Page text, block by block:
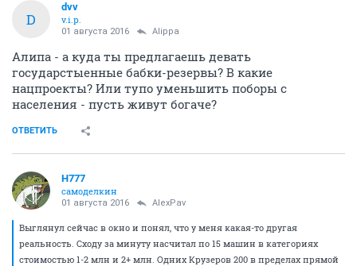
D
dvv
v.i.p.
01 августа 2016 Alippa
Алипа - а куда ты предлагаешь девать
государстыенные бабки-резервы? В какие
нацпроекты? Или тупо уменьшить поборы с
населения - пусть живут богаче?
ОТВЕТИТЬ
H777
самоделкин
01 августа 2016 AlexPav
Выглянул сейчас в окно и понял, что у меня какая-то другая
реальность. Сходу за минуту насчитал по 15 машин в категориях
стоимостью 1-2 млн и 2+ млн. Одних Крузеров 200 в пределах прямой